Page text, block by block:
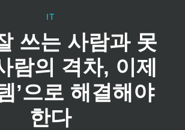
IT
쓰는 사람과 못
람의 격차, 이제
’으로 해결해야
한다